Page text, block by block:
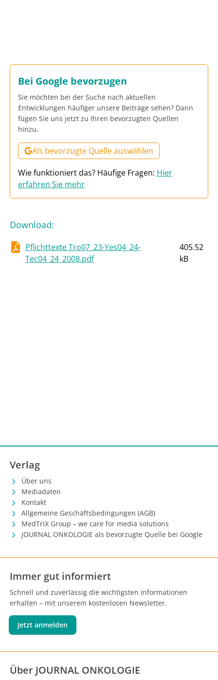
Bei Google bevorzugen
Sie möchten bei der Suche nach aktuellen
Entwicklungen häufiger unsere Beiträge sehen? Dann
fügen Sie uns jetzt zu Ihren bevorzugten Quellen
hinzu.
Als bevorzugte Quelle auswählen
Wie funktioniert das? Häufige Fragen: Hier
erfahren Sie mehr
Download:
Pflichttexte Tro07_23-Yes04_24-
Tec04_24_2008.pdf
405.52
kB
Verlag
Über uns
Mediadaten
Kontakt
Allgemeine Geschäftsbedingungen (AGB)
MedTriX Group – we care for media solutions
JOURNAL ONKOLOGIE als bevorzugte Quelle bei Google
Immer gut informiert
Schnell und zuverlässig die wichtigsten Informationen
erhalten – mit unserem kostenlosen Newsletter.
Jetzt anmelden
Über JOURNAL ONKOLOGIE